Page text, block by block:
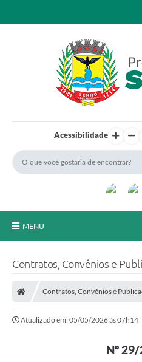
Acessibilidade
MENU
Processo Seletivo/Concurso Público
Taxas de Inscrição/Guia de
Contratos, Convênios e
Contratos, Convênios e
Atualizado em: 05/05/2026 às 07h14
Nº